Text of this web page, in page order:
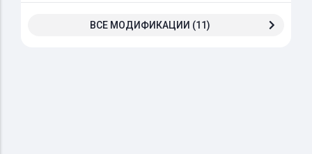
ВСЕ МОДИФИКАЦИИ (11)